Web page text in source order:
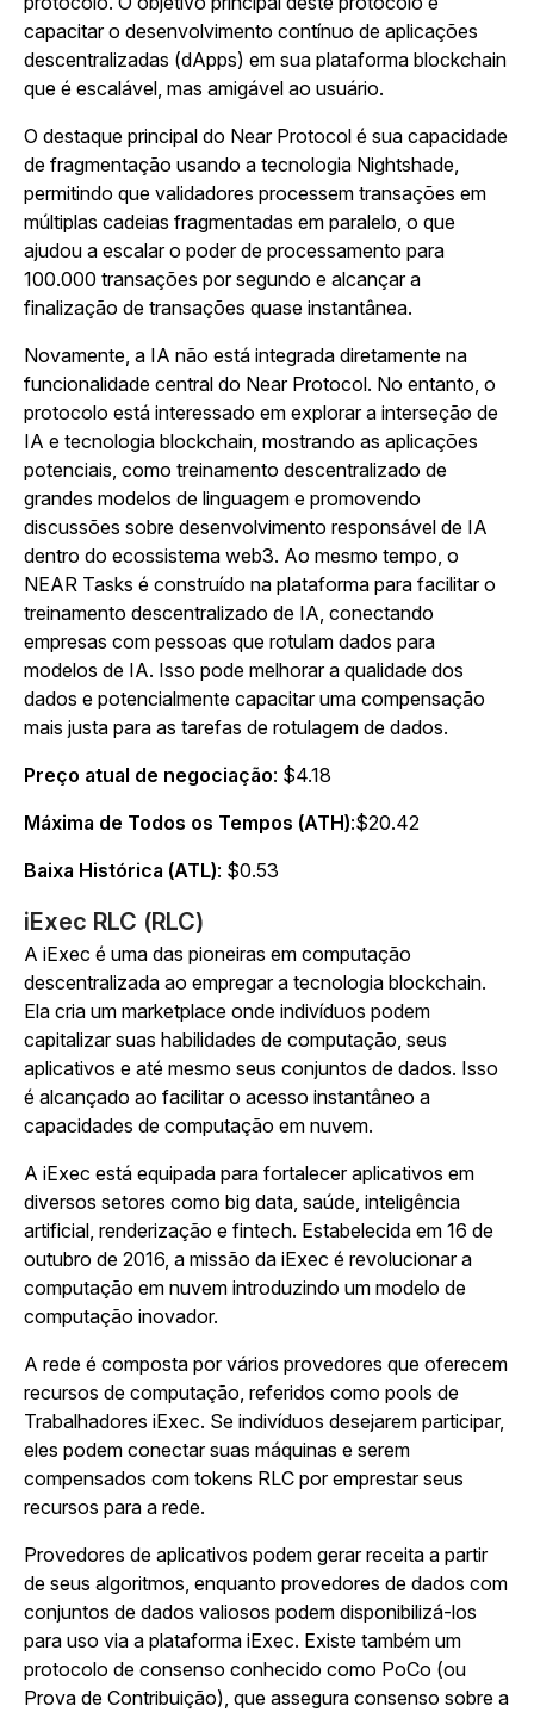
capacitar o desenvolvimento contínuo de aplicações
descentralizadas (dApps) em sua plataforma blockchain
que é escalável, mas amigável ao usuário.
O destaque principal do Near Protocol é sua capacidade
de fragmentação usando a tecnologia Nightshade,
permitindo que validadores processem transações em
múltiplas cadeias fragmentadas em paralelo, o que
ajudou a escalar o poder de processamento para
100.000 transações por segundo e alcançar a
finalização de transações quase instantânea.
Novamente, a IA não está integrada diretamente na
funcionalidade central do Near Protocol. No entanto, o
protocolo está interessado em explorar a interseção de
IA e tecnologia blockchain, mostrando as aplicações
potenciais, como treinamento descentralizado de
grandes modelos de linguagem e promovendo
discussões sobre desenvolvimento responsável de IA
dentro do ecossistema web3. Ao mesmo tempo, o
NEAR Tasks é construído na plataforma para facilitar o
treinamento descentralizado de IA, conectando
empresas com pessoas que rotulam dados para
modelos de IA. Isso pode melhorar a qualidade dos
dados e potencialmente capacitar uma compensação
mais justa para as tarefas de rotulagem de dados.
Preço atual de negociação: $4.18
Máxima de Todos os Tempos (ATH):$20.42
Baixa Histórica (ATL): $0.53
iExec RLC (RLC)
A iExec é uma das pioneiras em computação
descentralizada ao empregar a tecnologia blockchain.
Ela cria um marketplace onde indivíduos podem
capitalizar suas habilidades de computação, seus
aplicativos e até mesmo seus conjuntos de dados. Isso
é alcançado ao facilitar o acesso instantâneo a
capacidades de computação em nuvem.
A iExec está equipada para fortalecer aplicativos em
diversos setores como big data, saúde, inteligência
artificial, renderização e fintech. Estabelecida em 16 de
outubro de 2016, a missão da iExec é revolucionar a
computação em nuvem introduzindo um modelo de
computação inovador.
A rede é composta por vários provedores que oferecem
recursos de computação, referidos como pools de
Trabalhadores iExec. Se indivíduos desejarem participar,
eles podem conectar suas máquinas e serem
compensados com tokens RLC por emprestar seus
recursos para a rede.
Provedores de aplicativos podem gerar receita a partir
de seus algoritmos, enquanto provedores de dados com
conjuntos de dados valiosos podem disponibilizá-los
para uso via a plataforma iExec. Existe também um
protocolo de consenso conhecido como PoCo (ou
Prova de Contribuição), que assegura consenso sobre a